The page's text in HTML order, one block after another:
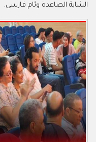
الشابة الصاعدة وئام فارسي.